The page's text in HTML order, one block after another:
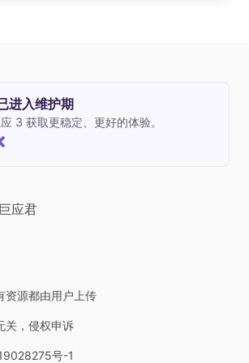
进入维护期
3 获取更稳定、更好的体验。
应君
资源都由用户上传
关，侵权申诉
号-1